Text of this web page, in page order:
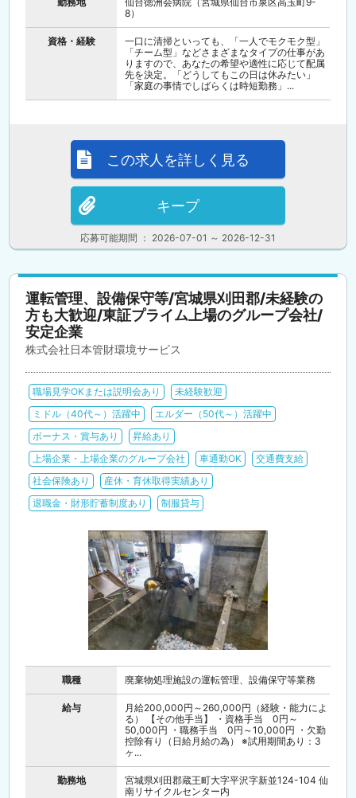
8）
資格・経験
一口に清掃といっても、「一人でモクモク型」
「チーム型」などさまざまなタイプの仕事があ
りますので、あなたの希望や適性に応じて配属
先を決定。「どうしてもこの日は休みたい」
「家庭の事情でしばらくは時短勤務」...
応募可能期間 ： 2026-07-01 ～ 2026-12-31
この求人を詳しく見る
キープ
運転管理、設備保守等/宮城県刈田郡/未経験の
方も大歓迎/東証プライム上場のグループ会社/
安定企業
株式会社日本管財環境サービス
職場見学OKまたは説明会あり
未経験歓迎
ミドル（40代～）活躍中
エルダー（50代～）活躍中
ボーナス・賞与あり
昇給あり
上場企業・上場企業のグループ会社
車通勤OK
交通費支給
社会保険あり
産休・育休取得実績あり
退職金・財形貯蓄制度あり
制服貸与
職種 廃棄物処理施設の運転管理、設備保守等業務
給与
月給200,000円～260,000円（経験・能力によ
る） 【その他手当】 ・資格手当 0円～
50,000円 ・職務手当 0円～10,000円 ・欠勤
控除有り（日給月給の為） ※試用期間あり：3
ヶ...
勤務地
宮城県刈田郡蔵王町大字平沢字新並124-104 仙
南リサイクルセンター内